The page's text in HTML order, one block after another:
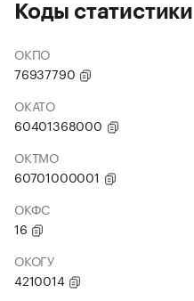
Коды статистики
ОКПО
76937790
ОКАТО
60401368000
ОКТМО
60701000001
ОКФС
16
ОКОГУ
4210014